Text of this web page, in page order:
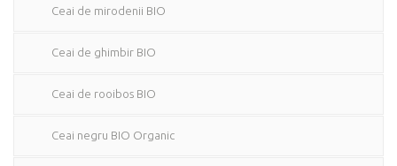
Ceai de mirodenii BIO
Ceai de ghimbir BIO
Ceai de rooibos BIO
Ceai negru BIO Organic